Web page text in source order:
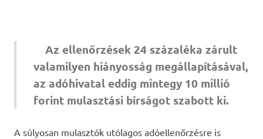
Az ellenőrzések 24 százaléka zárult
valamilyen hiányosság megállapításával,
az adóhivatal eddig mintegy 10 millió
forint mulasztási bírságot szabott ki.
A súlyosan mulasztók utólagos adóellenőrzésre is